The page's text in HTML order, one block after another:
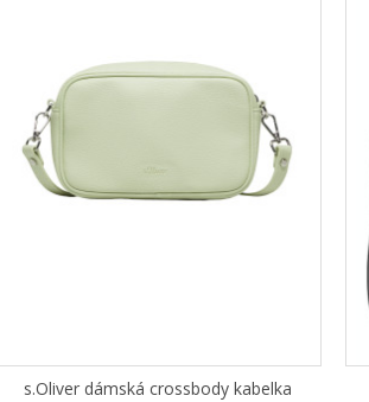
s.Oliver dámská crossbody kabelka